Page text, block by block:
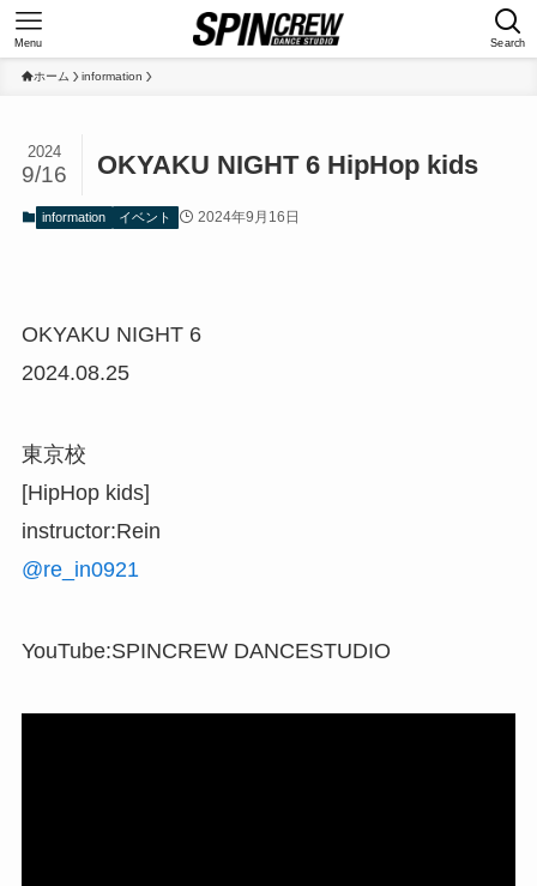
Search
Menu
ホーム information
OKYAKU NIGHT 6 HipHop kids
2024
9/16
information イベント 2024年9月16日
OKYAKU NIGHT 6
2024.08.25
東京校
[HipHop kids]
instructor:Rein
@re_in0921
YouTube:SPINCREW DANCESTUDIO